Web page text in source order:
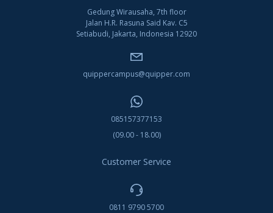
Gedung Wirausaha, 7th floor
Jalan H.R. Rasuna Said Kav. C5
Setiabudi, Jakarta, Indonesia 12920
quippercampus@quipper.com
085157377153
(09.00 - 18.00)
Customer Service
0811 9790 5700